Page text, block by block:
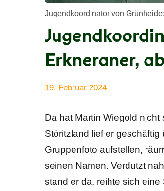
Jugendkoordinator von
Erkneraner,
19. Februar 2024
Da hat Martin Wiegold
Störitzland lief er
Gruppenfoto aufstellen,
seinen Namen. Verdutzt
stand er da, reihte sich